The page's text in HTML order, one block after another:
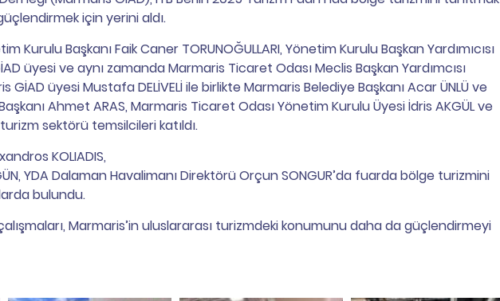
için yerini aldı.
Kurulu Başkanı Faik Caner TORUNOĞULLARI, Yönetim Kurulu Başkan Yardımıcısı
üyesi ve aynı zamanda Marmaris Ticaret Odası Meclis Başkan Yardımcısı
GİAD üyesi Mustafa DELİVELİ ile birlikte Marmaris Belediye Başkanı Acar ÜNLÜ ve
Ahmet ARAS, Marmaris Ticaret Odası Yönetim Kurulu Üyesi İdris AKGÜL ve
sektörü temsilcileri katıldı.
KOLIADIS,
YDA Dalaman Havalimanı Direktörü Orçun SONGUR’da fuarda bölge turizmini
bulundu.
Marmaris’in uluslararası turizmdeki konumunu daha da güçlendirmeyi